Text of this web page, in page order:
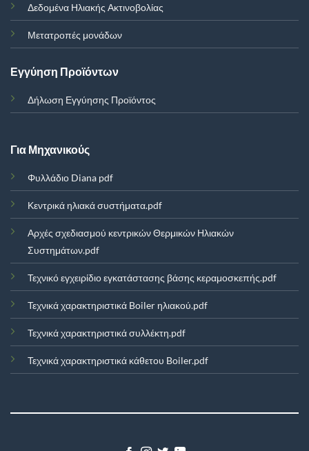
Δεδομένα Ηλιακής Ακτινοβολίας
Μετατροπές μονάδων
Εγγύηση Προϊόντων
Δήλωση Εγγύησης Προϊόντος
Για Μηχανικούς
Φυλλάδιο Diana pdf
Κεντρικά ηλιακά συστήματα.pdf
Αρχές σχεδιασμού κεντρικών Θερμικών Ηλιακών
Συστημάτων.pdf
Τεχνικό εγχειρίδιο εγκατάστασης βάσης κεραμοσκεπής.pdf
Τεχνικά χαρακτηριστικά Boiler ηλιακού.pdf
Τεχνικά χαρακτηριστικά συλλέκτη.pdf
Τεχνικά χαρακτηριστικά κάθετου Boiler.pdf